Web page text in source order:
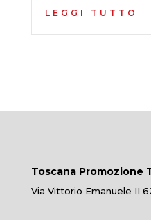
LEGGI TUTTO
Toscana Promozione
Via Vittorio Emanuele II